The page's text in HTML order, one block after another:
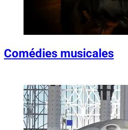
Comédies musicales